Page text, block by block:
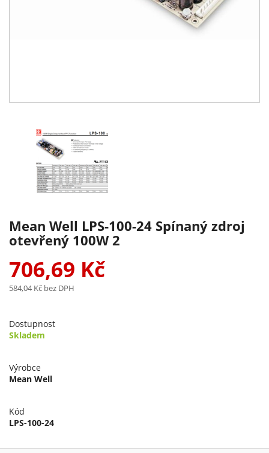
Mean Well LPS-100-24 Spínaný zdroj
otevřený 100W 2
706,69 Kč
584,04 Kč bez DPH
Dostupnost
Skladem
Výrobce
Mean Well
Kód
LPS-100-24